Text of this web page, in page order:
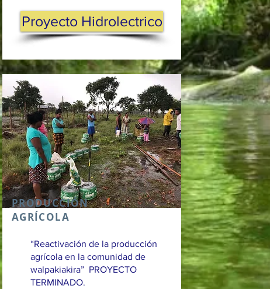
Proyecto Hidrolectrico
PRODUCCIÓN
AGRÍCOLA
“Reactivación de la producción
agrícola en la comunidad de
walpakiakira” PROYECTO
TERMINADO.